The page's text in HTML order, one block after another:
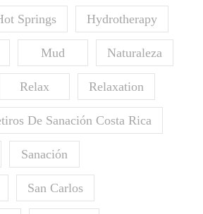
Springs Hydrotherapy
Mud Naturaleza
Relax Relaxation
De Sanación Costa Rica
Sanación
San Carlos